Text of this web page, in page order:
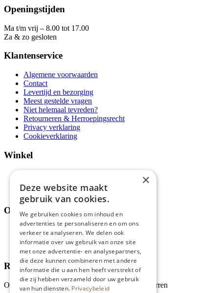
Openingstijden
Ma t/m vrij – 8.00 tot 17.00
Za & zo gesloten
Klantenservice
Algemene voorwaarden
Contact
Levertijd en bezorging
Meest gestelde vragen
Niet helemaal tevreden?
Retourneren & Herroepingsrecht
Privacy verklaring
Cookieverklaring
Winkel
Assortiment
Thema's
Over ons
Wie zijn wij?
Recepten
Tips
Recensies
Onze klanten waarderen ons met 4.9 van de 5 sterren
×
Deze website maakt
gebruik van cookies.
We gebruiken cookies om inhoud en
advertenties te personaliseren en om ons
verkeer te analyseren. We delen ook
informatie over uw gebruik van onze site
met onze advertentie- en analysepartners,
die deze kunnen combineren met andere
informatie die u aan hen heeft verstrekt of
die zij hebben verzameld door uw gebruik
van hun diensten. Privacybeleid